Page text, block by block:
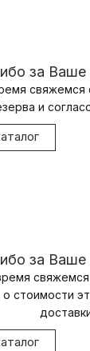
за
свяжемся
и
за
стоимости